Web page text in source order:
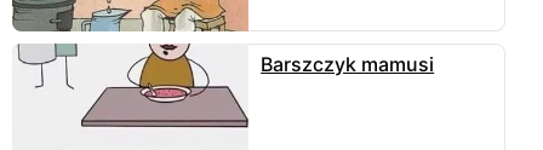
Barszczyk mamusi